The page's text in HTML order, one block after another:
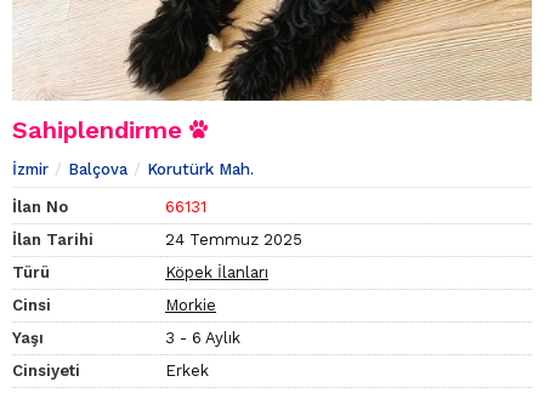
Sahiplendirme
İzmir Balçova Korutürk Mah.
İlan No
66131
İlan Tarihi
24 Temmuz 2025
Türü
Köpek İlanları
Cinsi
Morkie
Yaşı
3 - 6 Aylık
Cinsiyeti
Erkek